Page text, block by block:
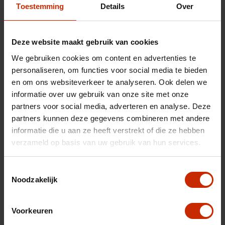
Toestemming Details Over
Deze website maakt gebruik van cookies
We gebruiken cookies om content en advertenties te
personaliseren, om functies voor social media te bieden
en om ons websiteverkeer te analyseren. Ook delen we
informatie over uw gebruik van onze site met onze
partners voor social media, adverteren en analyse. Deze
partners kunnen deze gegevens combineren met andere
informatie die u aan ze heeft verstrekt of die ze hebben
verzameld op basis van uw gebruik van hun services.
Noodzakelijk
Voorkeuren
Chassisnummer
LVUGTBAD8SD846613
Carrosserie
SUV
Merk
Jaecoo
Model
5
Exclusive 61 kWh
Transmissie
Automaat
Gewicht